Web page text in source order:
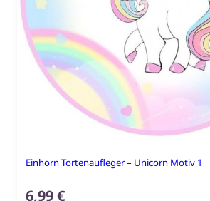
Einhorn Tortenaufleger – Unicorn Motiv 1
6,99€